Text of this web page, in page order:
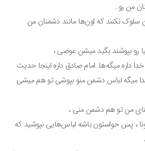
من رو .
نکنند که اون‌ها مانند دشمنان من
رو بپوشند بگید میشن عوضی ،
داره میگه‌ها. امام صادق داره اینجا حدیث
میگه لباس دشمن منو بپوشی تو هم میشی
من تو هم دشمن منی ،
، پس حواستون باشه لباس‌هایی نپوشید که